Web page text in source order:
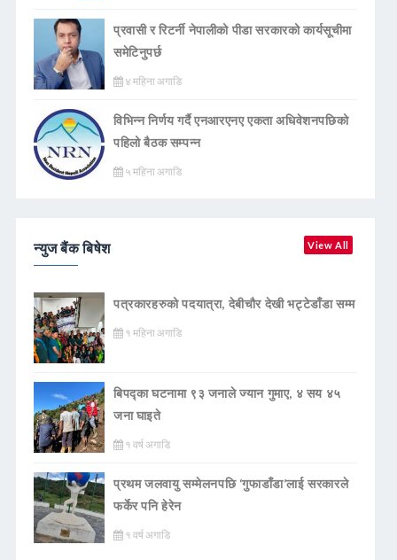
प्रवासी र रिटर्नी नेपालीको पीडा सरकारको कार्यसूचीमा
समेटिनुपर्छ
४ महिना अगाडि
विभिन्न निर्णय गर्दै एनआरएनए एकता अधिवेशनपछिको
पहिलो बैठक सम्पन्न
५ महिना अगाडि
न्युज बैंक बिषेश View All
पत्रकारहरुको पदयात्रा, देबीचौर देखी भट्टेडाँडा सम्म
१ महिना अगाडि
बिपद्का घटनामा ९३ जनाले ज्यान गुमाए, ४ सय ४५
जना घाइते
१ वर्ष अगाडि
प्रथम जलवायु सम्मेलनपछि ‘गुफाडाँडा’लाई सरकारले
फर्केर पनि हेरेन
१ वर्ष अगाडि